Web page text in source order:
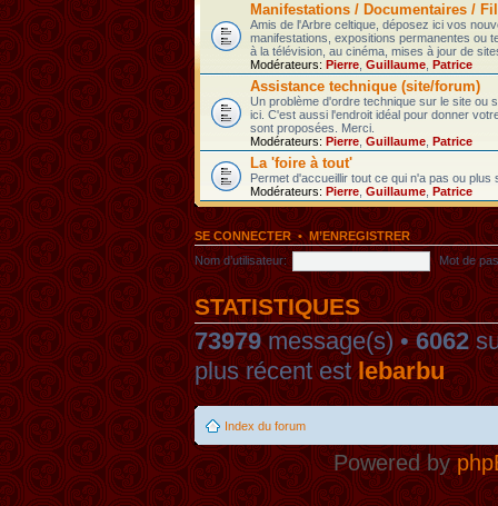
Manifestations / Documentaires /
Amis de l'Arbre celtique, déposez ici vos
manifestations, expositions permanentes ou
à la télévision, au cinéma, mises à jour de
Modérateurs: Pierre Guillaume Patrice
Assistance technique (site/forum)
Un problème d'ordre technique sur le site ou
ici. C'est aussi l'endroit idéal pour donner
sont proposées. Merci.
Modérateurs: Pierre Guillaume Patrice
La 'foire à tout'
Permet d'accueillir tout ce qui n'a pas ou
Modérateurs: Pierre Guillaume Patrice
SE CONNECTER•M’ENREGISTRER
Nom d’utilisateur:
Mot de
STATISTIQUES
73979message(s) •6062
plus récent estlebarbu
Index du forum
Powered by